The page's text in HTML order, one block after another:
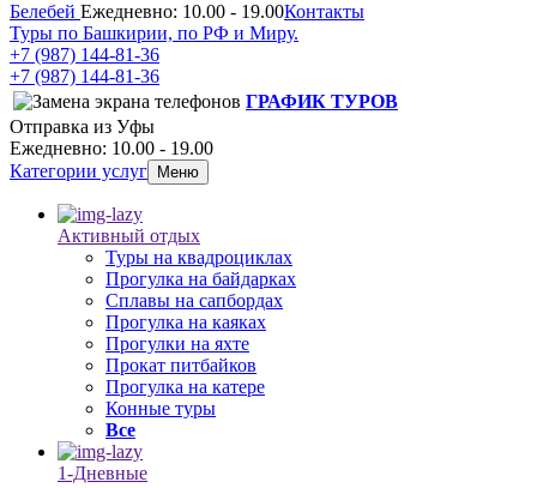
Белебей Ежедневно: 10.00 - 19.00Контакты
Туры по Башкирии, по РФ и Миру.
+7 (987) 144-81-36
+7 (987) 144-81-36
ГРАФИК ТУРОВ
Отправка из Уфы
Ежедневно: 10.00 - 19.00
Категории услуг
Меню
Активный отдых
Туры на квадроциклах
Прогулка на байдарках
Сплавы на сапбордах
Прогулка на каяках
Прогулки на яхте
Прокат питбайков
Прогулка на катере
Конные туры
Все
1-Дневные